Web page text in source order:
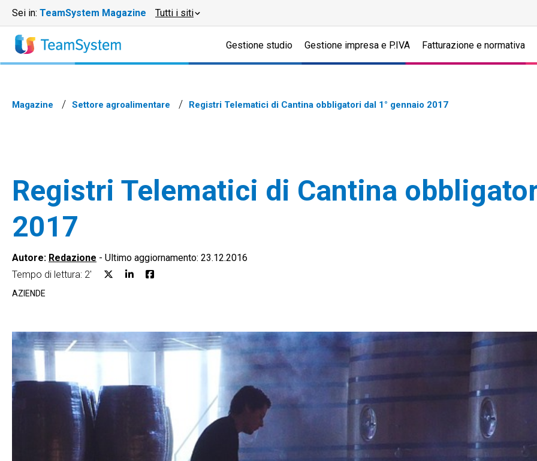
Sei in: TeamSystem Magazine Tutti i siti
Gestione studio Gestione impresa e P.IVA Fatturazione e normativa
Magazine Settore agroalimentare Registri Telematici di Cantina obbligatori dal 1° gennaio 2017
Registri Telematici di Cantina
2017
Autore: Redazione - Ultimo aggiornamento: 23.12.2016
Tempo di lettura: 2'
AZIENDE